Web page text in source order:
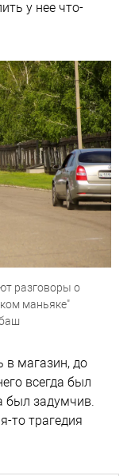
у нее что-
разговоры о
маньяке"
в магазин, до
всегда был
был задумчив.
то трагедия